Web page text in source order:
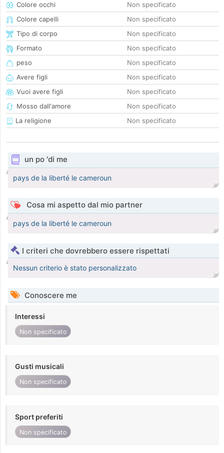
Colore occhi
Non specificato
Colore capelli
Non specificato
Tipo di corpo
Non specificato
Formato
Non specificato
peso
Non specificato
Avere figli
Non specificato
Vuoi avere figli
Non specificato
Mosso dall'amore
Non specificato
La religione
Non specificato
un po 'di me
pays de la liberté le cameroun
Cosa mi aspetto dal mio partner
pays de la liberté le cameroun
I criteri che dovrebbero essere rispettati
Nessun criterio è stato personalizzato
Conoscere me
Interessi
Non specificato
Gusti musicali
Non specificato
Sport preferiti
Non specificato